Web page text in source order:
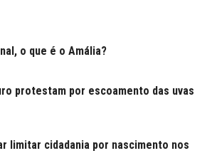
o que é o Amália?
protestam por escoamento das uvas
limitar cidadania por nascimento nos